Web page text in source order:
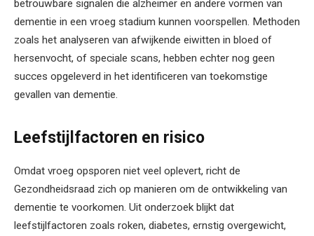
betrouwbare signalen die alzheimer en andere vormen van
dementie in een vroeg stadium kunnen voorspellen. Methoden
zoals het analyseren van afwijkende eiwitten in bloed of
hersenvocht, of speciale scans, hebben echter nog geen
succes opgeleverd in het identificeren van toekomstige
gevallen van dementie.
Leefstijlfactoren en risico
Omdat vroeg opsporen niet veel oplevert, richt de
Gezondheidsraad zich op manieren om de ontwikkeling van
dementie te voorkomen. Uit onderzoek blijkt dat
leefstijlfactoren zoals roken, diabetes, ernstig overgewicht,